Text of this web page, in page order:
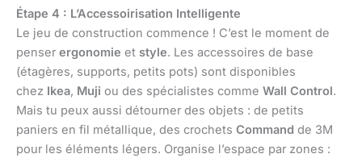
Étape 4 : L’Accessoirisation Intelligente
Le jeu de construction commence ! C’est le moment de
penser ergonomie et style. Les accessoires de base
(étagères, supports, petits pots) sont disponibles
chez Ikea, Muji ou des spécialistes comme Wall Control.
Mais tu peux aussi détourner des objets : de petits
paniers en fil métallique, des crochets Command de 3M
pour les éléments légers. Organise l’espace par zones :